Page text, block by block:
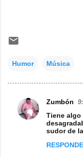
Humor Música
C
Zumbón
Tiene algo
sudor de